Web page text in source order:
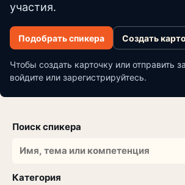
участия.
Подобрать спикера Создать
Чтобы создать карточку или отправить
войдите или зарегистрируйтесь.
Поиск спикера
Категория